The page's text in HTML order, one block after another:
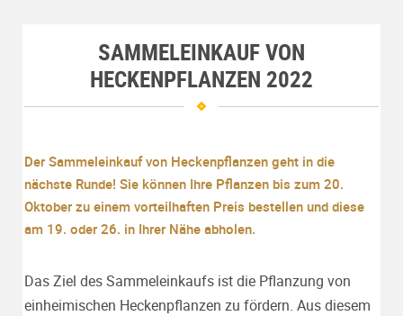
SAMMELEINKAUF VON
HECKENPFLANZEN 2022
Der Sammeleinkauf von Heckenpflanzen geht in die
nächste Runde! Sie können Ihre Pflanzen bis zum 20.
Oktober zu einem vorteilhaften Preis bestellen und diese
am 19. oder 26. in Ihrer Nähe abholen.
Das Ziel des Sammeleinkaufs ist die Pflanzung von
einheimischen Heckenpflanzen zu fördern. Aus diesem